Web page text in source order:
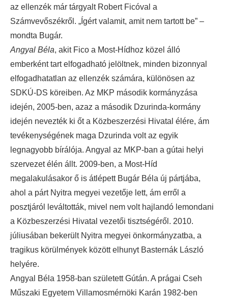
az ellenzék már tárgyalt Robert Ficóval a
Számvevőszékről. „Ígért valamit, amit nem tartott be” –
mondta Bugár.
Angyal Béla, akit Fico a Most-Hídhoz közel álló
emberként tart elfogadható jelöltnek, minden bizonnyal
elfogadhatatlan az ellenzék számára, különösen az
SDKÚ-DS köreiben. Az MKP második kormányzása
idején, 2005-ben, azaz a második Dzurinda-kormány
idején nevezték ki őt a Közbeszerzési Hivatal élére, ám
tevékenységének maga Dzurinda volt az egyik
legnagyobb bírálója. Angyal az MKP-ban a gútai helyi
szervezet élén állt. 2009-ben, a Most-Híd
megalakulásakor ő is átlépett Bugár Béla új pártjába,
ahol a párt Nyitra megyei vezetője lett, ám erről a
posztjáról leváltották, mivel nem volt hajlandó lemondani
a Közbeszerzési Hivatal vezetői tisztségéről. 2010.
júliusában bekerült Nyitra megyei önkormányzatba, a
tragikus körülmények között elhunyt Basternák László
helyére.
Angyal Béla 1958-ban született Gútán. A prágai Cseh
Műszaki Egyetem Villamosmérnöki Karán 1982-ben